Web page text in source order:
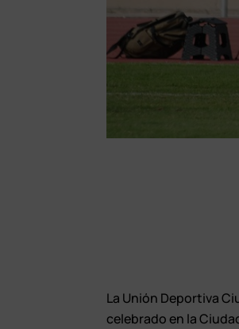
La Unión Deportiva
celebrado en la